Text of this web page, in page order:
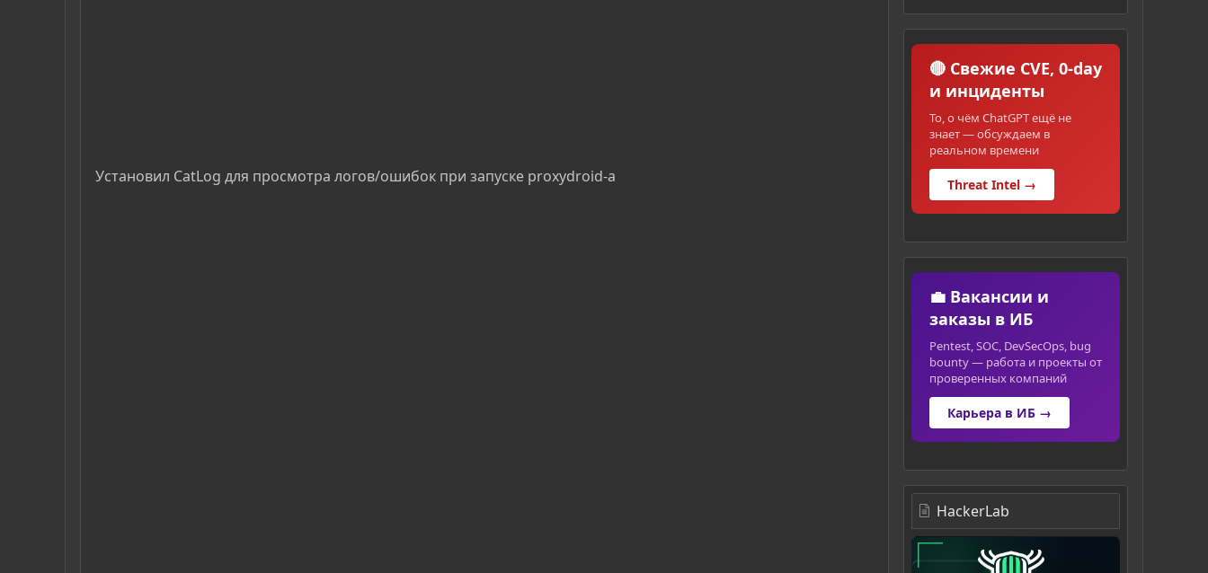
Установил CatLog для просмотра логов/ошибок при запуске proxydroid-a
🔴 Свежие CVE, 0-day
и инциденты
То, о чём ChatGPT ещё не
знает — обсуждаем в
реальном времени
Threat Intel →
💼 Вакансии и
заказы в ИБ
Pentest, SOC, DevSecOps, bug
bounty — работа и проекты от
проверенных компаний
Карьера в ИБ →
HackerLab